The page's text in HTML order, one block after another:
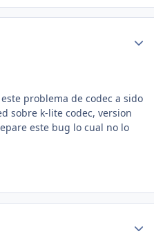
problema de codec a sido
sobre k-lite codec, version
este bug lo cual no lo